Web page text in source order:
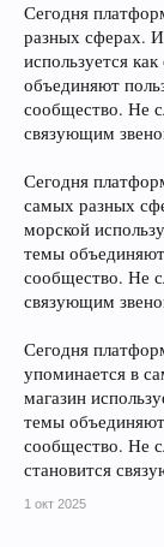
Сегодня
разных сферах.
используется
объединяют
сообщество. Не
связующим
Сегодня
самых разных
морской
темы
сообщество. Не
связующим
Сегодня
упоминается в
магазин
темы
сообщество. Не
становится
1 окт 2025